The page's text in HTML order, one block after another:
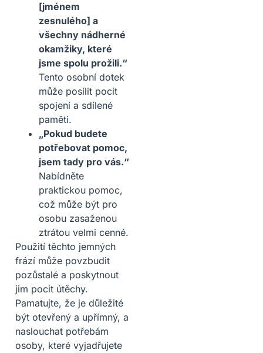
[jménem
zesnulého] a
všechny nádherné
okamžiky, které
jsme spolu prožili.“
Tento osobní dotek
může posílit pocit
spojení a sdílené
paměti.
„Pokud budete
potřebovat pomoc,
jsem tady pro vás.“
Nabídněte
praktickou pomoc,
což může být pro
osobu zasaženou
ztrátou velmi cenné.
Použití těchto jemných
frází může povzbudit
pozůstalé a poskytnout
jim pocit útěchy.
Pamatujte, že je důležité
být otevřený a upřímný, a
naslouchat potřebám
osoby, které vyjadřujete